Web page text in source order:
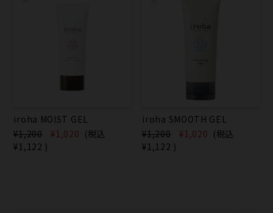
iroha MOIST GEL
¥1,200
¥1,020 (税込
¥1,122 )
iroha SMOOTH GEL
¥1,200
¥1,020 (税込
¥1,122 )